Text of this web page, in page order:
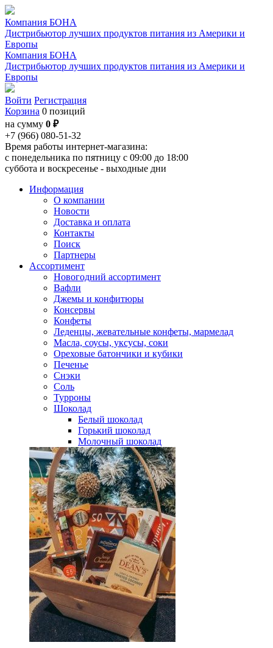
Компания БОНА
Дистрибьютор лучших продуктов питания из Америки и
Европы
Компания БОНА
Дистрибьютор лучших продуктов питания из Америки и
Европы
Войти Регистрация
Корзина 0 позиций
на сумму 0 ₽
+7 (966) 080-51-32
Время работы интернет-магазина:
с понедельника по пятницу с 09:00 до 18:00
суббота и воскресенье - выходные дни
Информация
О компании
Новости
Доставка и оплата
Контакты
Поиск
Партнеры
Ассортимент
Новогодний ассортимент
Вафли
Джемы и конфитюры
Консервы
Конфеты
Леденцы, жевательные конфеты, мармелад
Масла, соусы, уксусы, соки
Ореховые батончики и кубики
Печенье
Снэки
Соль
Турроны
Шоколад
Белый шоколад
Горький шоколад
Молочный шоколад